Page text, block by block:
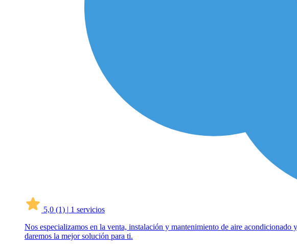
5,0 (1) | 1 servicios
Nos especializamos en la venta, instalación y mantenimiento de aire
daremos la mejor solución para ti.